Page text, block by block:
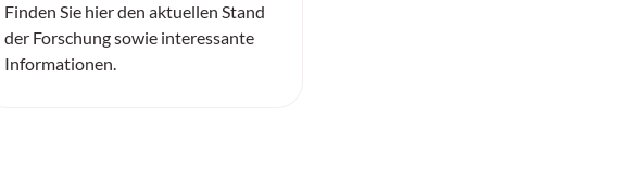
Finden Sie hier den aktuellen Stand
der Forschung sowie interessante
Informationen.